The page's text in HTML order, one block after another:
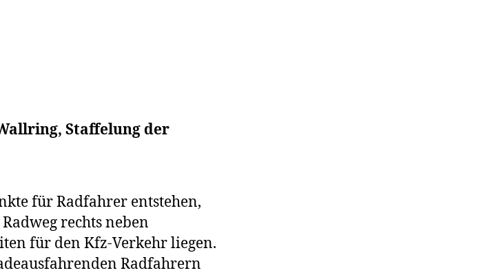
Staffelung der
für Radfahrer entstehen,
rechts neben
für den Kfz-Verkehr liegen.
Radfahrern